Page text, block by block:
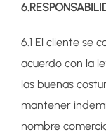
6.1 El cliente se
acuerdo con la
las buenas
mantener
nombre